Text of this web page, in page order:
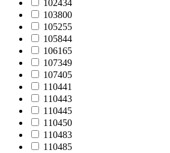
102434
103800
105255
105844
106165
107349
107405
110441
110443
110445
110450
110483
110485